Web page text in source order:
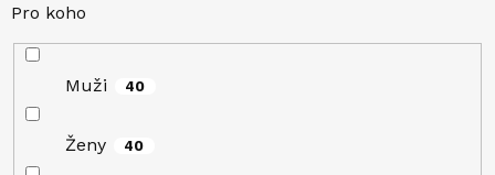
Pro koho
Muži 40
Ženy 40